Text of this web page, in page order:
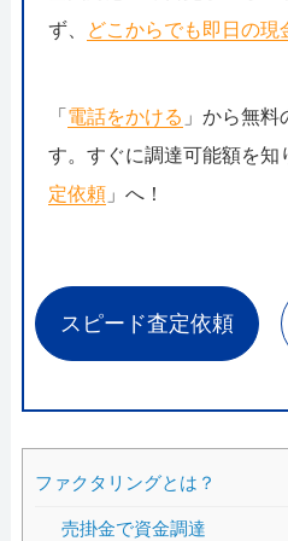
ず、
どこからでも即日の現
「 電話をかける 」から無
す。すぐに調達可能額を知
定依頼」へ！
スピード査定依頼
ファクタリングとは？
売掛金で資金調達